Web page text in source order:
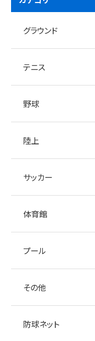
グラウンド
テニス
野球
陸上
サッカー
体育館
プール
その他
防球ネット